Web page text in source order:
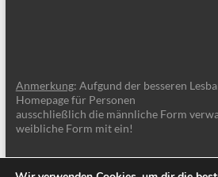
Anmerkung: Aufgund der besseren
Homepage für Personen
ausschließlich die männliche Form
weibliche Form mit ein!